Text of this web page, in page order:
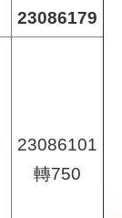
23086179
23086101
轉750